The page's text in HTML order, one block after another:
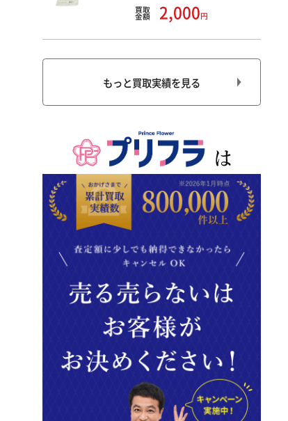
買取
金額 2,000円
もっと買取実績を見る